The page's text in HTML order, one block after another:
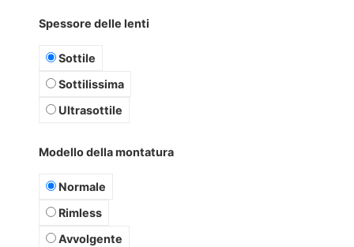
Spessore delle lenti
Sottile
Sottilissima
Ultrasottile
Modello della montatura
Normale
Rimless
Avvolgente